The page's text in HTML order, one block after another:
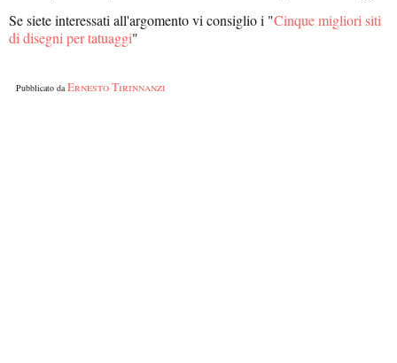
Se siete interessati all'argomento vi consiglio i "Cinque migliori siti
di disegni per tatuaggi"
Pubblicato daErnesto Tirinnanzi